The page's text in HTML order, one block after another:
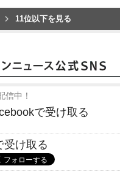
11位以下を見る
信中！
で受け取る
受け取る